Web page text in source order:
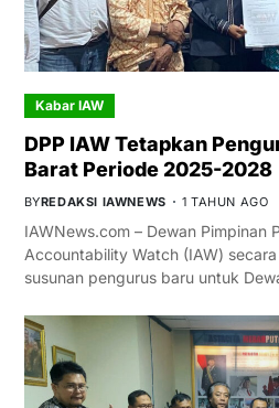
Kabar IAW
DPP IAW Tetapkan
Barat Periode 2025-2028
BYREDAKSI IAWNEWS 1 TAHUN AGO
IAWNews.com – Dewan Pimpinan
Accountability Watch (IAW)
susunan pengurus baru untuk